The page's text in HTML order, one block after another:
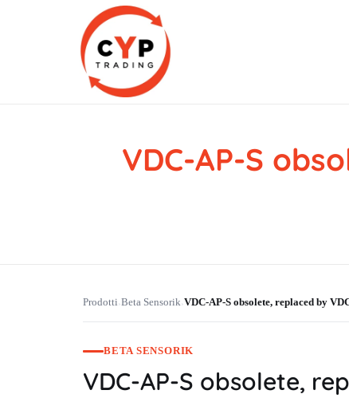
VDC-AP-S
Prodotti›Beta Sensorik›VDC-AP-S obsolete, replaced by
BETA SENSORIK
VDC-AP-S obsolete,